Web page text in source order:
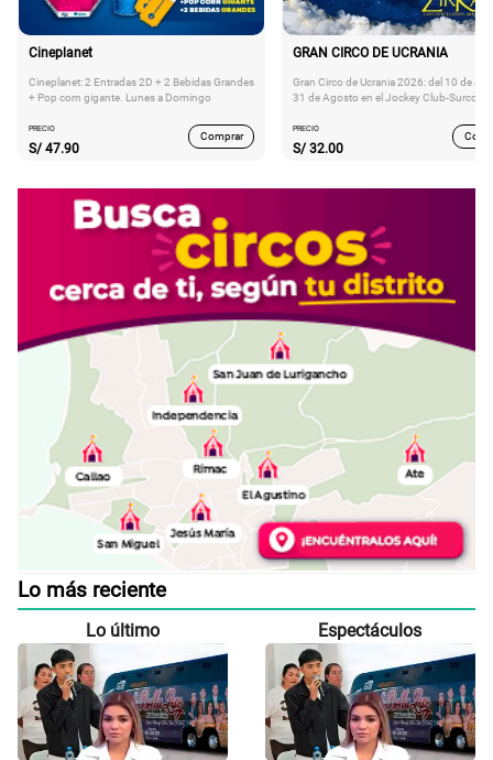
Cineplanet
Cineplanet: 2 Entradas 2D + 2 Bebidas Grandes
+ Pop corn gigante. Lunes a Domingo
PRECIO
S/ 47.90
Comprar
GRAN CIRCO DE UCRANIA
Gran Circo de Ucrania 2026: del 10 de
31 de Agosto en el Jockey Club-Surco
PRECIO
S/ 32.00
Lo más reciente
Lo último Espectáculos